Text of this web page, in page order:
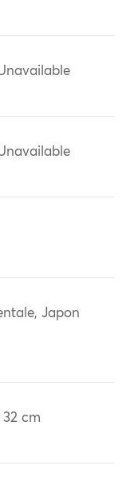
Japon
32 cm